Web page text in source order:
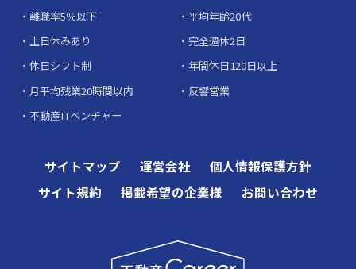
離職率5％以下
平均年齢20代
土日休みあり
完全週休2日
休日シフト制
年間休日120日以上
月平均残業20時間以内
反響営業
不動産ITベンチャー
サイトマップ 運営会社
個人情報保護方針
サイト規約
掲載希望の企業様 お問い合わせ